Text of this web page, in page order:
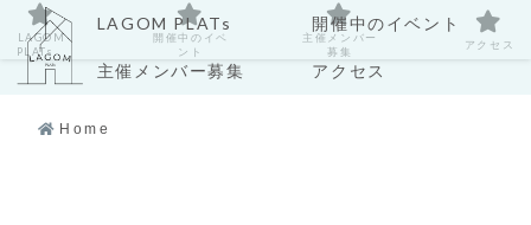
LAGOM PLATs 開催中のイベント
主催メンバー募集 アクセス
Home
LAGOM
PLATs
開催中のイベ
ント
主催メンバー
募集
アクセス